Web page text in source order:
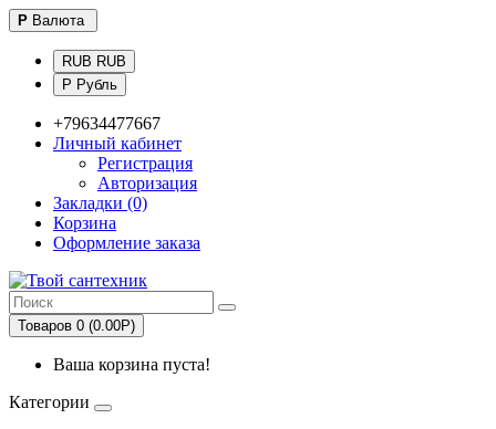
Р Валюта
RUB RUB
Р Рубль
+79634477667
Личный кабинет
Регистрация
Авторизация
Закладки (0)
Корзина
Оформление заказа
Товаров 0 (0.00Р)
Ваша корзина пуста!
Категории